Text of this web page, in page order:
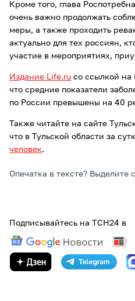
Кроме того, глава
очень важно продолжать
меры, а также проходить
актуально для тех россиян,
участие в мероприятиях,
Издание Life.ru со ссылкой на
что средние показатели
по России превышены на 40
Также читайте на сайте
что в Тульской области за
человек.
Опечатка в тексте?
Подписывайтесь на ТСН24 в